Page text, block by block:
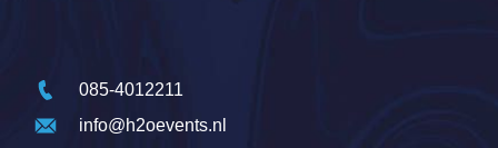
085-4012211
info@h2oevents.nl